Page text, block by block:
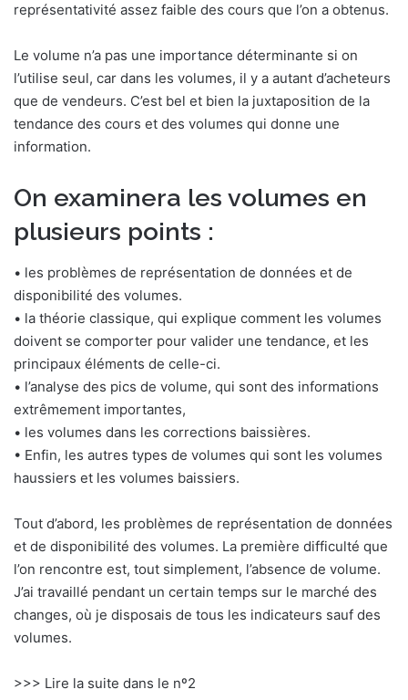
représentativité assez faible des cours que l’on a obtenus.
Le volume n’a pas une importance déterminante si on
l’utilise seul, car dans les volumes, il y a autant d’acheteurs
que de vendeurs. C’est bel et bien la juxtaposition de la
tendance des cours et des volumes qui donne une
information.
On examinera les volumes en
plusieurs points :
• les problèmes de représentation de données et de
disponibilité des volumes.
• la théorie classique, qui explique comment les volumes
doivent se comporter pour valider une tendance, et les
principaux éléments de celle-ci.
• l’analyse des pics de volume, qui sont des informations
extrêmement importantes,
• les volumes dans les corrections baissières.
• Enfin, les autres types de volumes qui sont les volumes
haussiers et les volumes baissiers.
Tout d’abord, les problèmes de représentation de données
et de disponibilité des volumes. La première difficulté que
l’on rencontre est, tout simplement, l’absence de volume.
J’ai travaillé pendant un certain temps sur le marché des
changes, où je disposais de tous les indicateurs sauf des
volumes.
>>> Lire la suite dans le nº2